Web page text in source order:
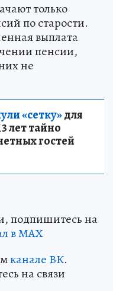
только
по старости.
выплата
пенсии,
не
«сетку»для
лет тайно
гостей
подпишитесь на
в МАХ
канале ВК.
на связи